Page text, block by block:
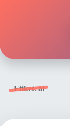
Politikası
Etiket:al